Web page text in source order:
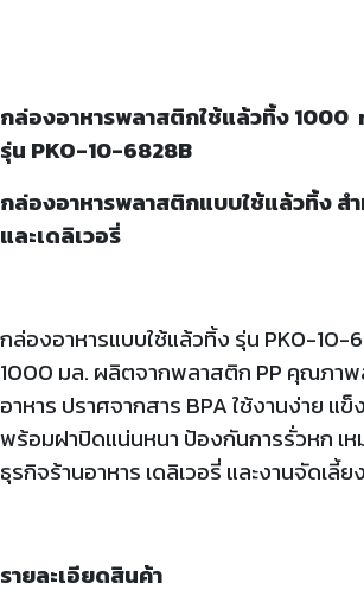
กล่องอาหารพลาสติกใช้แล้วทิ้ง 1000
รุ่น PKO-10-6828B
กล่องอาหารพลาสติกแบบใช้แล้วทิ้ง สำ
และเดลิเวอรี่
กล่องอาหารแบบใช้แล้วทิ้ง รุ่น PKO-10-
1000 มล. ผลิตจากพลาสติก PP คุณภา
อาหาร ปราศจากสาร BPA ใช้งานง่าย แ
พร้อมฝาปิดแน่นหนา ป้องกันการรั่วหก เห
ธุรกิจร้านอาหาร เดลิเวอรี่ และงานจัดเลี้ยง
รายละเอียดสินค้า